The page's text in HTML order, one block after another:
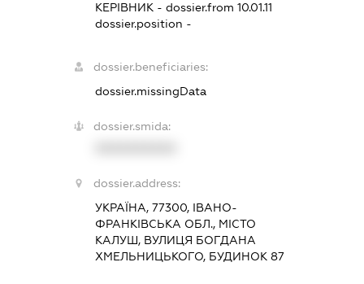
КЕРІВНИК - dossier.from 10.01.11
dossier.position -
dossier.beneficiaries:
dossier.missingData
dossier.smida:
dossier.address:
УКРАЇНА, 77300, ІВАНО-
ФРАНКІВСЬКА ОБЛ., МІСТО
КАЛУШ, ВУЛИЦЯ БОГДАНА
ХМЕЛЬНИЦЬКОГО, БУДИНОК 87